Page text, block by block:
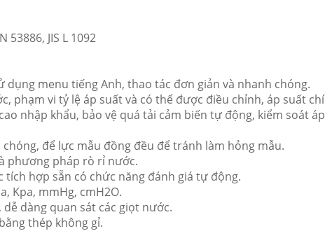
53886, JIS L 1092
menu tiếng Anh, thao tác đơn giản và nhanh chóng.
phạm vi tỷ lệ áp suất và có thể được điều chỉnh, áp suất
nhập khẩu, bảo vệ quá tải cảm biến tự động, kiểm soát
để lực mẫu đồng đều để tránh làm hỏng mẫu.
phương pháp rò rỉ nước.
hợp sẵn có chức năng đánh giá tự động.
Kpa, mmHg, cmH2O.
dàng quan sát các giọt nước.
thép không gỉ.